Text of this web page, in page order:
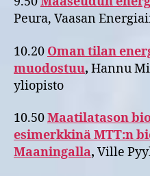
Peura, Vaasan
10.20 Oman tilan
muodostuu, Hannu
yliopisto
10.50Maatilatason
esimerkkinä MTT:n
Maaningalla, Ville